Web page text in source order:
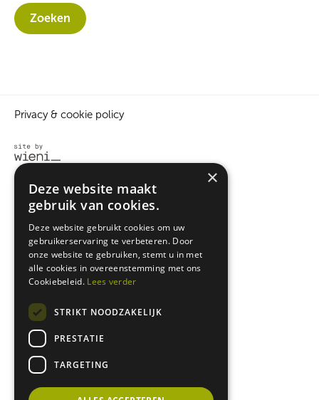
Privacy & cookie policy
×
Deze website maakt
gebruik van cookies.
Deze website gebruikt cookies om uw
gebruikerservaring te verbeteren. Door
onze website te gebruiken, stemt u in met
alle cookies in overeenstemming met ons
Cookiebeleid. Lees verder
STRIKT NOODZAKELIJK
PRESTATIE
TARGETING